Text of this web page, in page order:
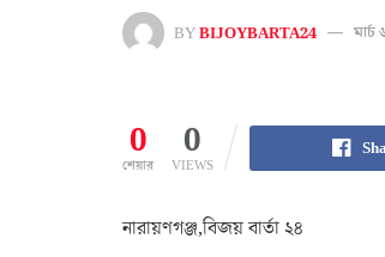
BYBIJOYBARTA24
0
শেয়ার
0
VIEWS
নারায়ণগঞ্জ,বিজয় বার্তা ২৪